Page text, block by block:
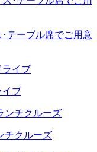
テーブル席でご用意
イブ
チクルーズ